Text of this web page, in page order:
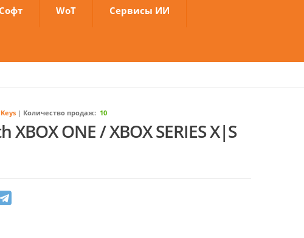
Софт WoT Сервисы ИИ
| Количество продаж: 10
ONE / XBOX SERIES X|S